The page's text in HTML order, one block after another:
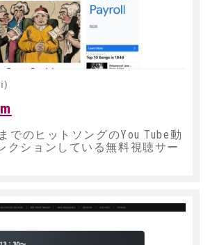
でのヒットソングのYou Tube動
クションしている無料視聴サー